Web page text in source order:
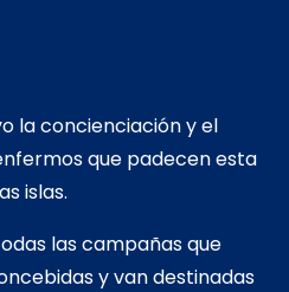
la concienciación y el
que padecen esta
islas.
las campañas que
y van destinadas